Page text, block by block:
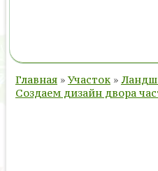
Главная »Участок »
Создаем дизайн двора